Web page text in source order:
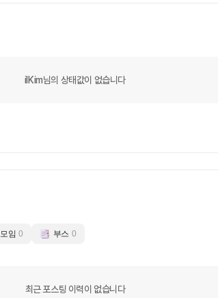
ilKim님의 상태값이 없습니다
모임 0 부스 0
최근 포스팅 이력이 없습니다